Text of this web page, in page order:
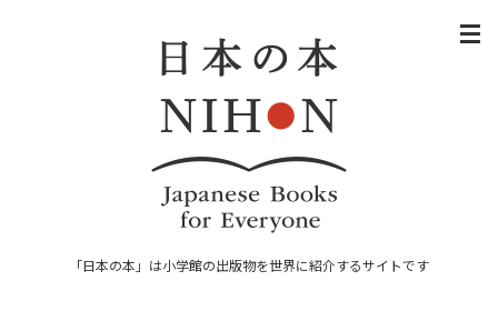
「日本の本」は小学館の出版物を世界に紹介するサイトです